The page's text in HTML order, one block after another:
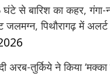
से बारिश का कहर, गंगा-
पिथौरागढ़ में अलर्ट
अरब-तुर्किये ने किया ‘मक्का